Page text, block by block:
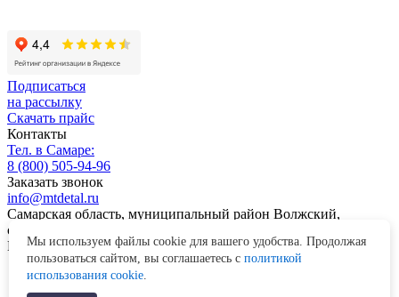
Подписаться
на рассылку
Скачать прайс
Контакты
Тел. в Самаре:
8 (800) 505-94-96
Заказать звонок
info@mtdetal.ru
Самарская область, муниципальный район Волжский,
сельское поселение Лопатино, территория Промпарка, здание
Nº 3
Telegram
Мы используем файлы cookie для вашего удобства. Продолжая
пользоваться сайтом, вы соглашаетесь с политикой
использования cookie.